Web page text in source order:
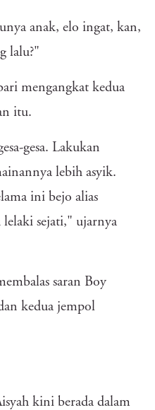
anak, elo ingat, kan,
lalu?"
mengangkat kedua
itu.
gesa. Lakukan
lebih asyik.
ini bejo alias
sejati," ujarnya
saran Boy
kedua jempol
kini berada dalam